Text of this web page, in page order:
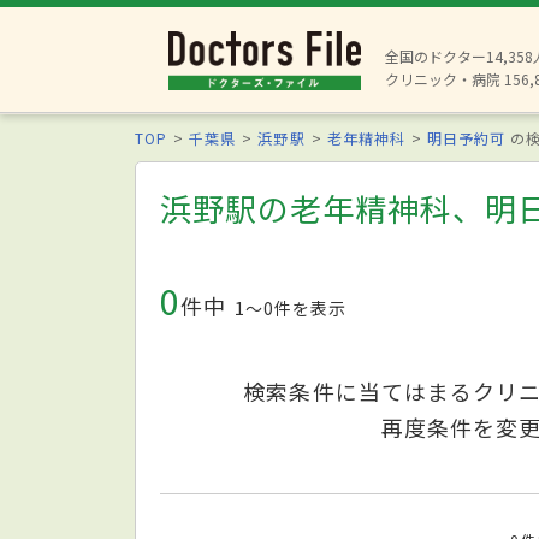
全国のドクター14,358
クリニック・病院
TOP 千葉県 浜野駅 老年精神科 明日予約可 の
浜野駅の老年精神科、明
0件中 1〜0件を表示
検索条件に当てはまるクリ
再度条件を変